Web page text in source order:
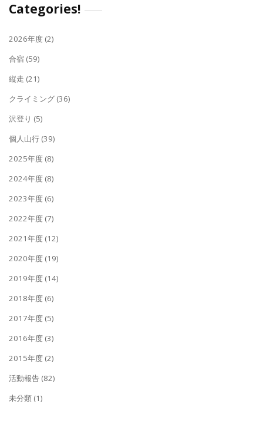
Categories!
2026年度 (2)
合宿 (59)
縦走 (21)
クライミング (36)
沢登り (5)
個人山行 (39)
2025年度 (8)
2024年度 (8)
2023年度 (6)
2022年度 (7)
2021年度 (12)
2020年度 (19)
2019年度 (14)
2018年度 (6)
2017年度 (5)
2016年度 (3)
2015年度 (2)
活動報告 (82)
未分類 (1)